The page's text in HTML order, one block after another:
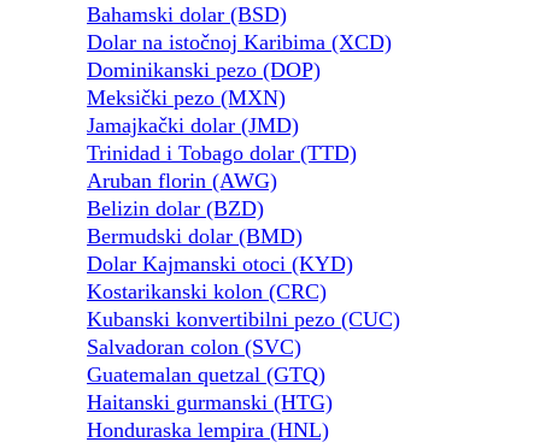
Bahamski dolar (BSD)
Dolar na istočnoj Karibima (XCD)
Dominikanski pezo (DOP)
Meksički pezo (MXN)
Jamajkački dolar (JMD)
Trinidad i Tobago dolar (TTD)
Aruban florin (AWG)
Belizin dolar (BZD)
Bermudski dolar (BMD)
Dolar Kajmanski otoci (KYD)
Kostarikanski kolon (CRC)
Kubanski konvertibilni pezo (CUC)
Salvadoran colon (SVC)
Guatemalan quetzal (GTQ)
Haitanski gurmanski (HTG)
Honduraska lempira (HNL)